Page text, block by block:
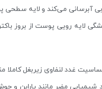
آبرسانی می‌کند و لایه سطحی
لایه رویی پوست از بروز
غدد لنفاوی زیربغل
شیمیایی مضر مانند پارابن